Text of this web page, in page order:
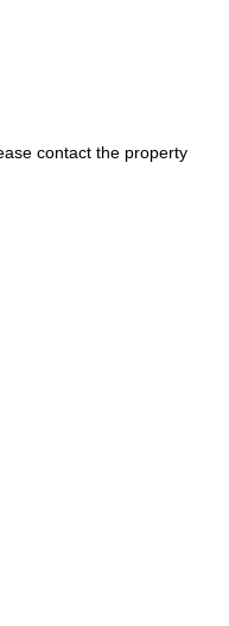
contact the property